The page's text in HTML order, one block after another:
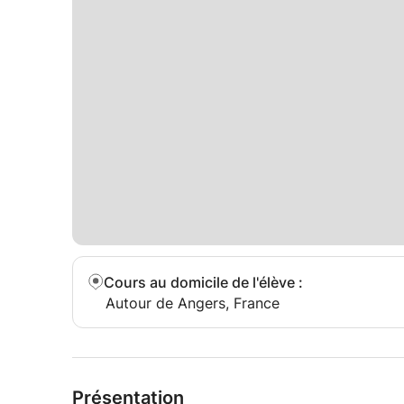
Cours au domicile de l'élève :
Autour de Angers, France
Présentation